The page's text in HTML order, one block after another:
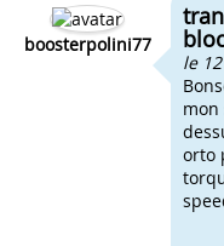
boosterpolini77
le
mon
orto